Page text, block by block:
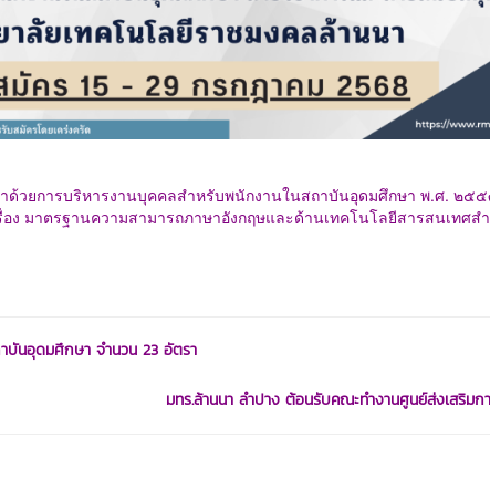
วยการบริหารงานบุคคลสำหรับพนักงานในสถาบันอุดมศึกษา พ.ศ. ๒๕
ง มาตรฐานความสามารถภาษาอังกฤษและด้านเทคโนโลยีสารสนเทศส
บันอุดมศึกษา จำนวน 23 อัตรา
มทร.ล้านนา ลำปาง ต้อนรับคณะทำงานศูนย์ส่งเสริมก